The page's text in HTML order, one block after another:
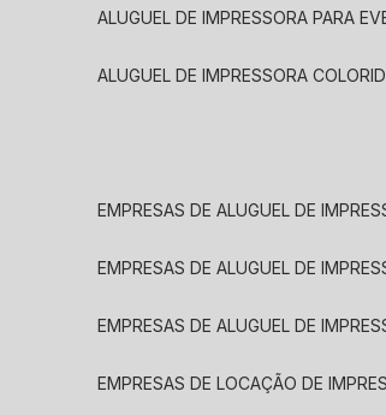
ALUGUEL DE IMPRESSORA PARA
ALUGUEL DE IMPRESSORA
EMPRESAS DE ALUGUEL DE
EMPRESAS DE ALUGUEL DE
EMPRESAS DE ALUGUEL DE
EMPRESAS DE LOCAÇÃO DE